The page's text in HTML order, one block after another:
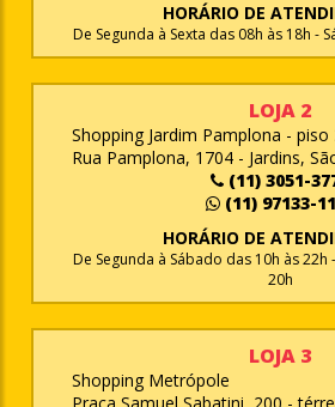
HORÁRIO DE
De Segunda à Sexta das 08h às 18h -
LOJA 2
Shopping Jardim Pamplona - piso
Rua Pamplona, 1704 - Jardins,
(11) 3051-
(11) 97133-
HORÁRIO DE
De Segunda à Sábado das 10h às
20h
LOJA 3
Shopping Metrópole